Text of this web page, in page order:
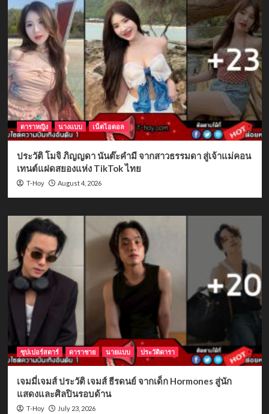
ดาราหญิง นางแบบ เน็ตไอดอล
ประวัติ โมจิ ภิญญดา นันต๊ะคำมี จากสาวธรรมดา สู่เจ้าแม่คอน
เทนต์แฝดสยองแห่ง TikTok ไทย
T-Hoy August 4, 2026
ซุปเปอร์สตาร์ ดาราชาย นายแบบ ประวัติดารา
เจมมี่เจมส์ ประวัติ เจมส์ ธีรดนย์ จากเด็ก Hormones สู่นัก
แสดงและศิลปินรอบด้าน
T-Hoy July 23, 2026